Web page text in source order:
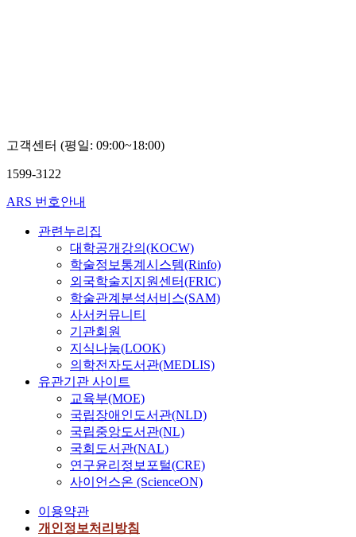
고객센터 (평일: 09:00~18:00)
1599-3122
ARS 번호안내
관련누리집
대학공개강의(KOCW)
학술정보통계시스템(Rinfo)
외국학술지지원센터(FRIC)
학술관계분석서비스(SAM)
사서커뮤니티
기관회원
지식나눔(LOOK)
의학전자도서관(MEDLIS)
유관기관 사이트
교육부(MOE)
국립장애인도서관(NLD)
국립중앙도서관(NL)
국회도서관(NAL)
연구윤리정보포털(CRE)
사이언스온 (ScienceON)
이용약관
개인정보처리방침